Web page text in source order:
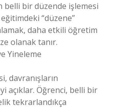
belli bir düzende işlemesi
“düzene”
daha etkili öğretim
olanak tanır.
Yineleme
davranışların
açıklar. Öğrenci, belli bir
tekrarlandıkça